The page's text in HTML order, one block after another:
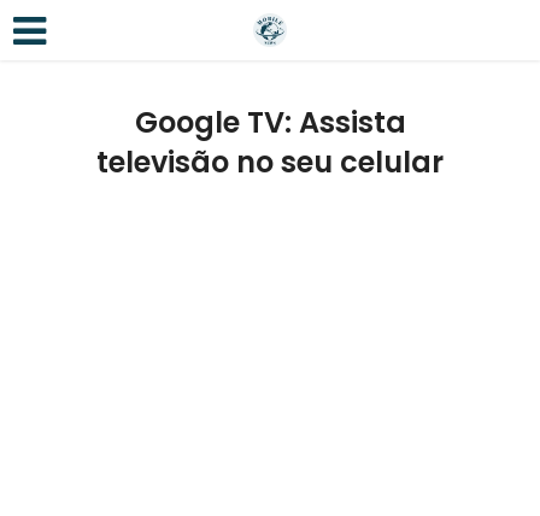
Google TV: Assista
televisão no seu celular